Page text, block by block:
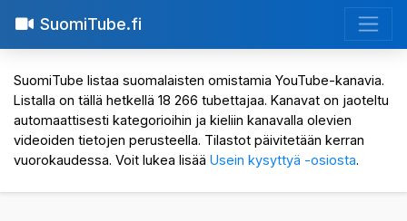
SuomiTube.fi
SuomiTube listaa suomalaisten omistamia YouTube-kanavia.
Listalla on tällä hetkellä 18 266 tubettajaa. Kanavat on jaoteltu
automaattisesti kategorioihin ja kieliin kanavalla olevien
videoiden tietojen perusteella. Tilastot päivitetään kerran
vuorokaudessa. Voit lukea lisää Usein kysyttyä -osiosta.